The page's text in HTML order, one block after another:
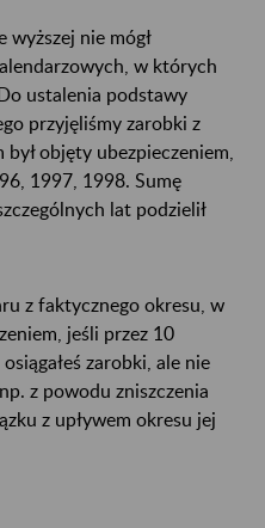
nie mógł
w których
ustalenia podstawy
przyjęliśmy zarobki z
objęty ubezpieczeniem,
1997, 1998. Sumę
lat podzielił
z faktycznego okresu, w
jeśli przez 10
zarobki, ale nie
z powodu zniszczenia
z upływem okresu jej